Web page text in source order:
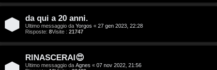
da qui a 20 anni.
Ultimo messaggio da Yorgos « 27 gen 2023, 22:28
Risposte: 8Visite : 21747
RINASCERAI😍
Ultimo messaggio da Agnes « 07 nov 2022, 21:56
t
a
l
S